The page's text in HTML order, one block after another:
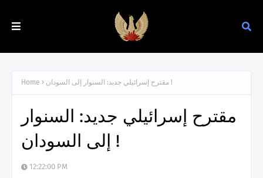
Home مقترح إسرائيلي جديد: السنوار إلى السودان !
مقترح إسرائيلي جديد: السنوار
إلى السودان !
12:22:00 PM